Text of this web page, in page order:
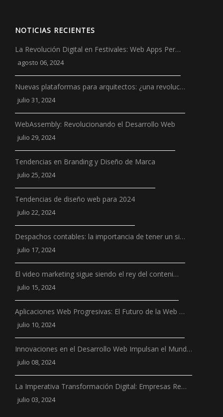
NOTICIAS RECIENTES
La Revolución Digital en Festivales: Web Apps Per…
agosto 06, 2024
Nuevas plataformas para arquitectos: ¿una revoluc…
julio 31, 2024
WebAssembly: Revolucionando el Desarrollo Web
julio 29, 2024
Tendencias en Branding y Diseño de Marca
julio 25, 2024
Tendencias de diseño web para 2024
julio 22, 2024
Despachos contables: la importancia de tener un si…
julio 17, 2024
El video marketing sigue siendo el rey del conteni…
julio 15, 2024
Aplicaciones Web Progresivas: El Futuro de la Web …
julio 10, 2024
Innovaciones en el Desarrollo Web Impulsan el Mund…
julio 08, 2024
La Imperativa Transformación Digital: Empresas Re…
julio 03, 2024